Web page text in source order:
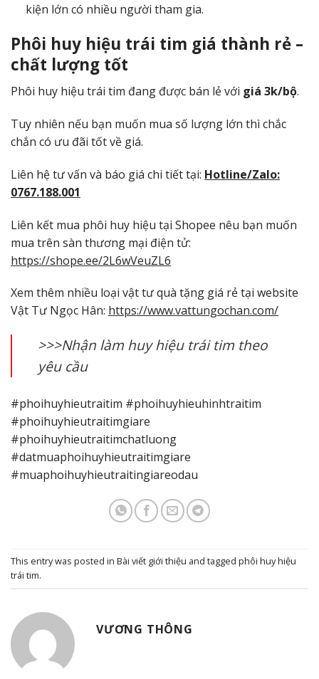
kiện lớn có nhiều người tham gia.
Phôi huy hiệu trái tim giá thành rẻ –
chất lượng tốt
Phôi huy hiệu trái tim đang được bán lẻ với giá 3k/bộ.
Tuy nhiên nếu bạn muốn mua số lượng lớn thì chắc
chắn có ưu đãi tốt về giá.
Liên hệ tư vấn và báo giá chi tiết tại: Hotline/Zalo:
0767.188.001
Liên kết mua phôi huy hiệu tại Shopee nêu bạn muốn
mua trên sàn thương mại điện tử:
https://shope.ee/2L6wVeuZL6
Xem thêm nhiều loại vật tư quà tặng giá rẻ tại website
Vật Tư Ngọc Hân: https://www.vattungochan.com/
>>>Nhận làm huy hiệu trái tim theo
yêu cầu
#phoihuyhieutraitim #phoihuyhieuhinhtraitim
#phoihuyhieutraitimgiare
#phoihuyhieutraitimchatluong
#datmuaphoihuyhieutraitimgiare
#muaphoihuyhieutraitingiareodau
This entry was posted in Bài viết giới thiệu and tagged phôi huy hiệu
trái tim.
VƯƠNG THÔNG